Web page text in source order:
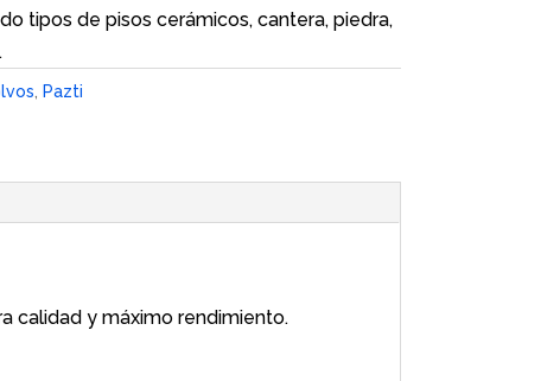
tipos de pisos cerámicos, cantera, piedra,
Pazti
calidad y máximo rendimiento.